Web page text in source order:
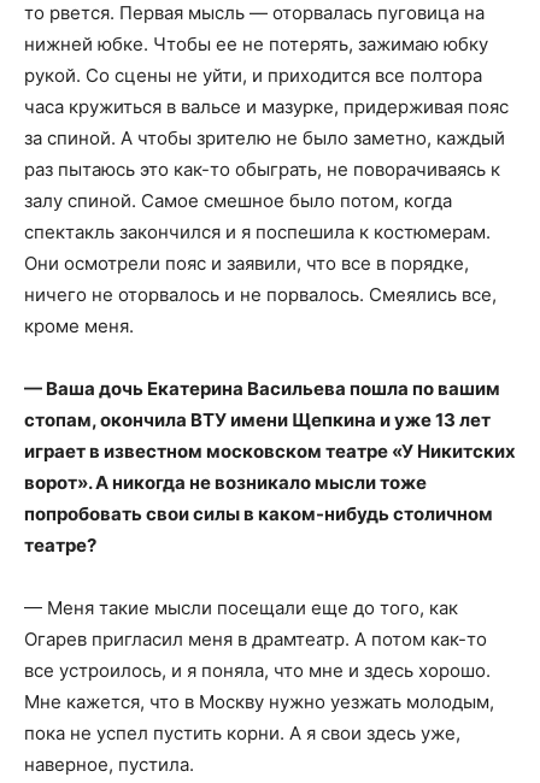
то рвется. Первая мысль — оторвалась пуговица на
нижней юбке. Чтобы ее не потерять, зажимаю юбку
рукой. Со сцены не уйти, и приходится все полтора
часа кружиться в вальсе и мазурке, придерживая пояс
за спиной. А чтобы зрителю не было заметно, каждый
раз пытаюсь это как-то обыграть, не поворачиваясь к
залу спиной. Самое смешное было потом, когда
спектакль закончился и я поспешила к костюмерам.
Они осмотрели пояс и заявили, что все в порядке,
ничего не оторвалось и не порвалось. Смеялись все,
кроме меня.
— Ваша дочь Екатерина Васильева пошла по вашим
стопам, окончила ВТУ имени Щепкина и уже 13 лет
играет в известном московском театре «У Никитских
ворот». А никогда не возникало мысли тоже
попробовать свои силы в каком-нибудь столичном
театре?
— Меня такие мысли посещали еще до того, как
Огарев пригласил меня в драмтеатр. А потом как-то
все устроилось, и я поняла, что мне и здесь хорошо.
Мне кажется, что в Москву нужно уезжать молодым,
пока не успел пустить корни. А я свои здесь уже,
наверное, пустила.